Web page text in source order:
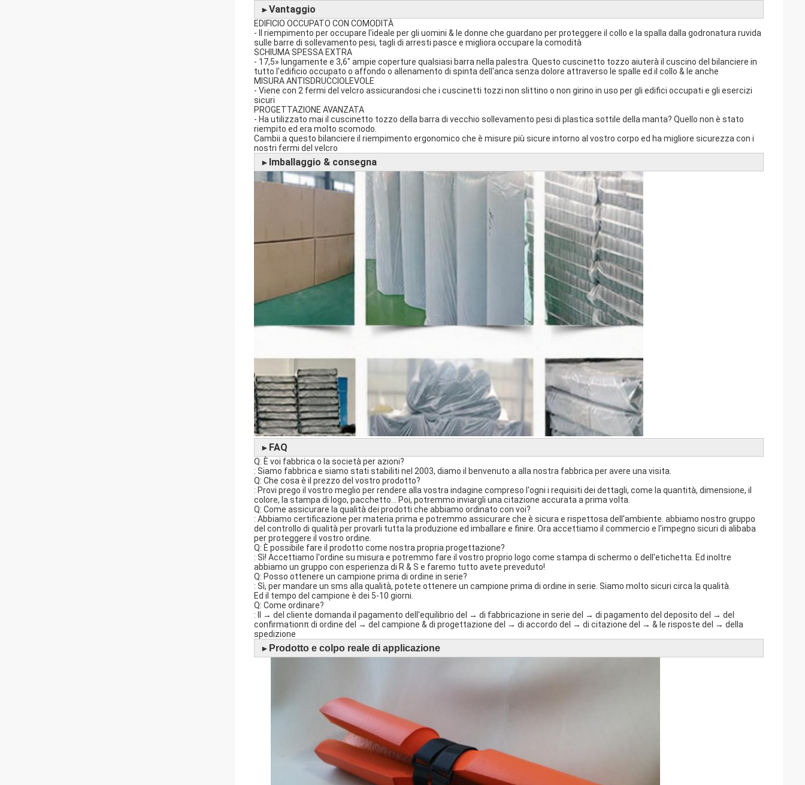
►Vantaggio
EDIFICIO OCCUPATO CON COMODITÀ
- Il riempimento per occupare l'ideale per gli uomini & le donne che guardano per proteggere il collo e la spalla dalla godronatura ruvida
sulle barre di sollevamento pesi, tagli di arresti pasce e migliora occupare la comodità
SCHIUMA SPESSA EXTRA
- 17,5» lungamente e 3,6" ampie coperture qualsiasi barra nella palestra. Questo cuscinetto tozzo aiuterà il cuscino del bilanciere in
tutto l'edificio occupato o affondo o allenamento di spinta dell'anca senza dolore attraverso le spalle ed il collo & le anche
MISURA ANTISDRUCCIOLEVOLE
- Viene con 2 fermi del velcro assicurandosi che i cuscinetti tozzi non slittino o non girino in uso per gli edifici occupati e gli esercizi
sicuri
PROGETTAZIONE AVANZATA
- Ha utilizzato mai il cuscinetto tozzo della barra di vecchio sollevamento pesi di plastica sottile della manta? Quello non è stato
riempito ed era molto scomodo.
Cambii a questo bilanciere il riempimento ergonomico che è misure più sicure intorno al vostro corpo ed ha migliore sicurezza con i
nostri fermi del velcro
► Imballaggio & consegna
► FAQ
Q: È voi fabbrica o la società per azioni?
: Siamo fabbrica e siamo stati stabiliti nel 2003, diamo il benvenuto a alla nostra fabbrica per avere una visita.
Q: Che cosa è il prezzo del vostro prodotto?
: Provi prego il vostro meglio per rendere alla vostra indagine compreso l'ogni i requisiti dei dettagli, come la quantità, dimensione, il
colore, la stampa di logo, pacchetto… Poi, potremmo inviargli una citazione accurata a prima volta.
Q: Come assicurare la qualità dei prodotti che abbiamo ordinato con voi?
: Abbiamo certificazione per materia prima e potremmo assicurare che è sicura e rispettosa dell'ambiente. abbiamo nostro gruppo
del controllo di qualità per provarli tutta la produzione ed imballare e finire. Ora accettiamo il commercio e l'impegno sicuri di alibaba
per proteggere il vostro ordine.
Q: È possibile fare il prodotto come nostra propria progettazione?
: Sì! Accettiamo l'ordine su misura e potremmo fare il vostro proprio logo come stampa di schermo o dell'etichetta. Ed inoltre
abbiamo un gruppo con esperienza di R & S e faremo tutto avete preveduto!
Q: Posso ottenere un campione prima di ordine in serie?
: Sì, per mandare un sms alla qualità, potete ottenere un campione prima di ordine in serie. Siamo molto sicuri circa la qualità.
Ed il tempo del campione è dei 5-10 giorni.
Q: Come ordinare?
: Il → del cliente domanda il pagamento dell'equilibrio del → di fabbricazione in serie del → di pagamento del deposito del → del
confirmationπ di ordine del → del campione & di progettazione del → di accordo del → di citazione del → & le risposte del → della
spedizione
► Prodotto e colpo reale di applicazione